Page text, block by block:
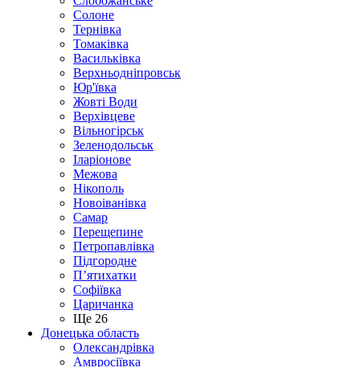
Солоне
Тернівка
Томаківка
Васильківка
Верхньодніпровськ
Юр'ївка
Жовті Води
Верхівцеве
Вільногірськ
Зеленодольськ
Іларіонове
Межова
Нікополь
Новоіванівка
Самар
Перещепине
Петропавлівка
Підгородне
П’ятихатки
Софіївка
Царичанка
Ще 26
Донецька область
Олександрівка
Амвросіївка